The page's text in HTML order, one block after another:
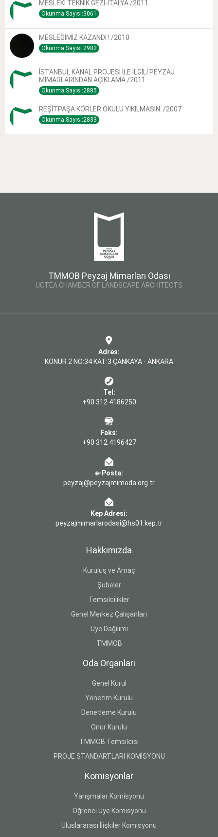
MESLEKİ TEKNİK GEZİ-İTALYA /2011
Okunma Sayısı:3061
MESLEĞİMİZ KAZANDI ! /2010
Okunma Sayısı:2982
İSTANBUL KANAL PROJESİ İLE İLGİLİ PEYZAJ
MİMARLARINDAN AÇIKLAMA /2011
Okunma Sayısı:2885
REŞİTPAŞA KÖRLER OKULU YIKILMASIN. /2007
Okunma Sayısı:2833
TMMOB Peyzaj Mimarları Odası
UCTEA CHAMBER OF LANDSCAPE ARCHITECTS
Adres:
KONUR 2 NO:34 KAT:3 ÇANKAYA - ANKARA
Tel:
+90 312 4186250
Faks:
+90 312 4196427
e-Posta:
peyzaj@peyzajmimoda.org.tr
Kep Adresi:
peyzajmimarlarodasi@hs01.kep.tr
Hakkımızda
Kuruluş ve Amaç
Şubeler
Temsilcilikler
Genel Merkez Çalışanları
Üye Dağılımı
TMMOB
Oda Organları
Genel Kurul
Yönetim Kurulu
Denetleme Kurulu
Onur Kurulu
TMMOB Temsilcisi
PROJE STANDARTLARI KOMİSYONU
Komisyonlar
Yarışmalar Komisyonu
Öğrenci Üye Komisyonu
Uluslararası İlişkiler Komisyonu